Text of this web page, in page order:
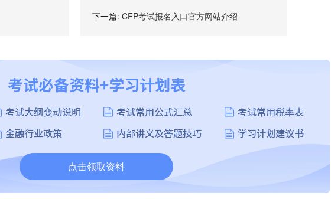
下一篇: CFP考试报名入口官方网站介绍
点击领取资料